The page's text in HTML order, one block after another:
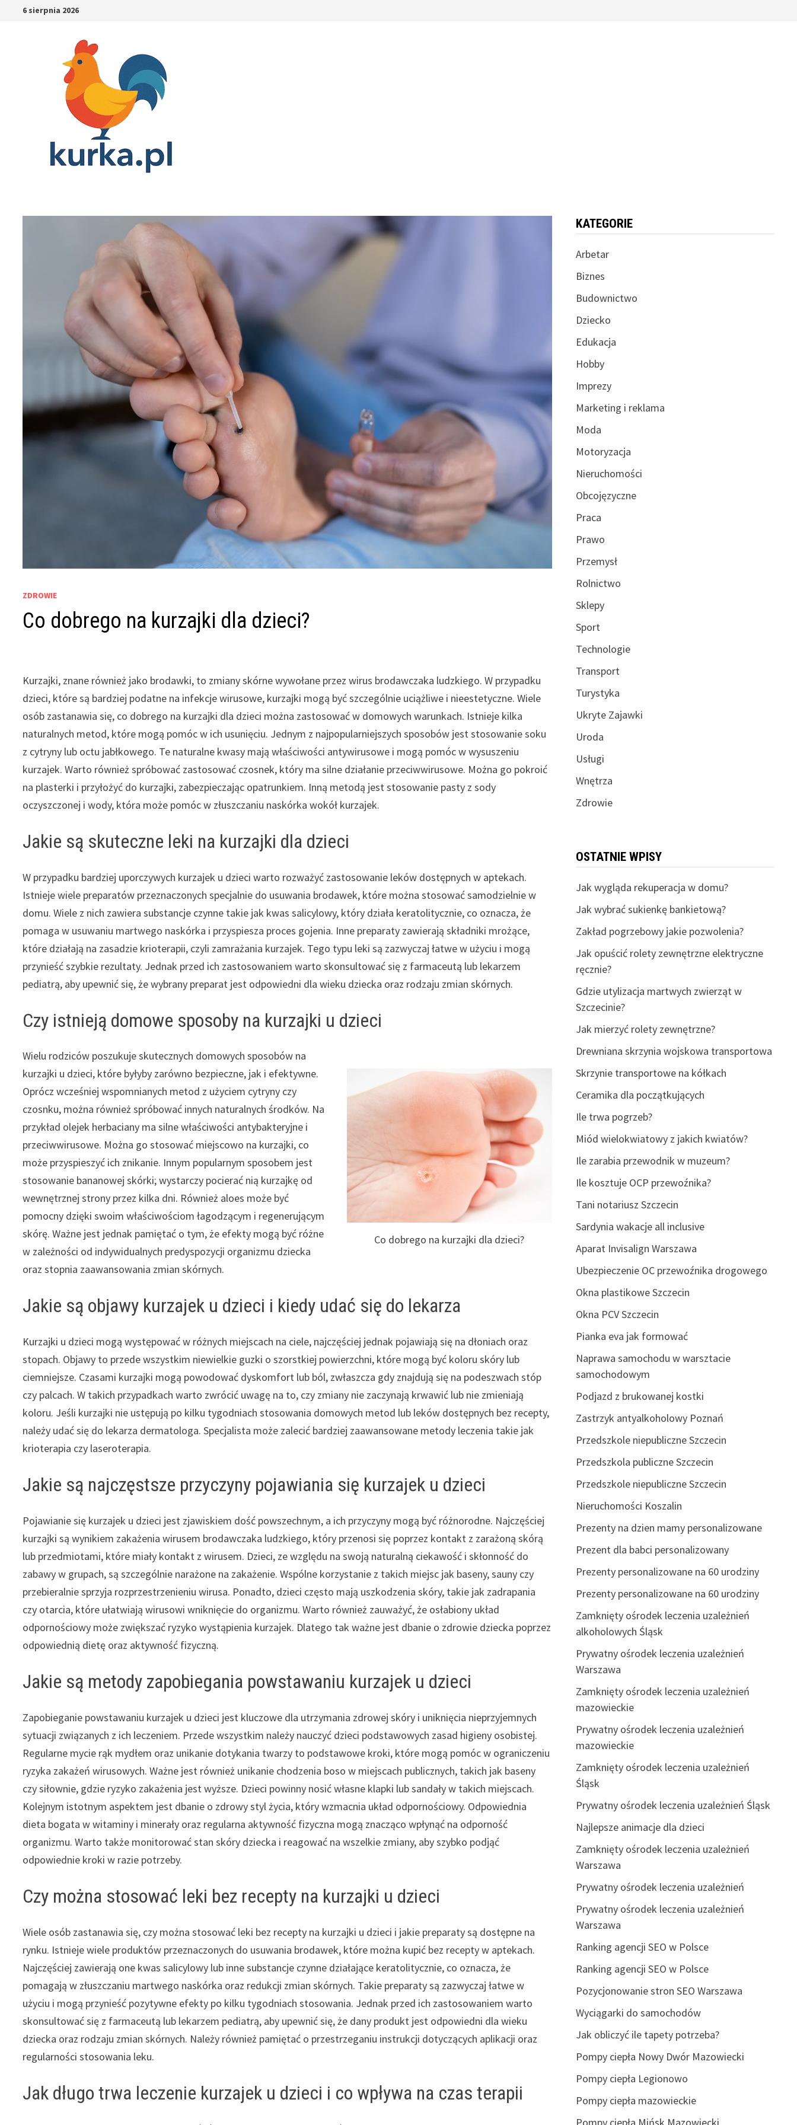
6 sierpnia 2026
ZDROWIE
Co dobrego na kurzajki dla dzieci?
Kurzajki, znane również jako brodawki, to zmiany skórne wywołane przez wirus brodawczaka ludzkiego. W przypadku
dzieci, które są bardziej podatne na infekcje wirusowe, kurzajki mogą być szczególnie uciążliwe i nieestetyczne. Wiele
osób zastanawia się, co dobrego na kurzajki dla dzieci można zastosować w domowych warunkach. Istnieje kilka
naturalnych metod, które mogą pomóc w ich usunięciu. Jednym z najpopularniejszych sposobów jest stosowanie soku
z cytryny lub octu jabłkowego. Te naturalne kwasy mają właściwości antywirusowe i mogą pomóc w wysuszeniu
kurzajek. Warto również spróbować zastosować czosnek, który ma silne działanie przeciwwirusowe. Można go pokroić
na plasterki i przyłożyć do kurzajki, zabezpieczając opatrunkiem. Inną metodą jest stosowanie pasty z sody
oczyszczonej i wody, która może pomóc w złuszczaniu naskórka wokół kurzajek.
Jakie są skuteczne leki na kurzajki dla dzieci
W przypadku bardziej uporczywych kurzajek u dzieci warto rozważyć zastosowanie leków dostępnych w aptekach.
Istnieje wiele preparatów przeznaczonych specjalnie do usuwania brodawek, które można stosować samodzielnie w
domu. Wiele z nich zawiera substancje czynne takie jak kwas salicylowy, który działa keratolitycznie, co oznacza, że
pomaga w usuwaniu martwego naskórka i przyspiesza proces gojenia. Inne preparaty zawierają składniki mrożące,
które działają na zasadzie krioterapii, czyli zamrażania kurzajek. Tego typu leki są zazwyczaj łatwe w użyciu i mogą
przynieść szybkie rezultaty. Jednak przed ich zastosowaniem warto skonsultować się z farmaceutą lub lekarzem
pediatrą, aby upewnić się, że wybrany preparat jest odpowiedni dla wieku dziecka oraz rodzaju zmian skórnych.
Czy istnieją domowe sposoby na kurzajki u dzieci
Co dobrego na kurzajki dla dzieci?
Wielu rodziców poszukuje skutecznych domowych sposobów na
kurzajki u dzieci, które byłyby zarówno bezpieczne, jak i efektywne.
Oprócz wcześniej wspomnianych metod z użyciem cytryny czy
czosnku, można również spróbować innych naturalnych środków. Na
przykład olejek herbaciany ma silne właściwości antybakteryjne i
przeciwwirusowe. Można go stosować miejscowo na kurzajki, co
może przyspieszyć ich znikanie. Innym popularnym sposobem jest
stosowanie bananowej skórki; wystarczy pocierać nią kurzajkę od
wewnętrznej strony przez kilka dni. Również aloes może być
pomocny dzięki swoim właściwościom łagodzącym i regenerującym
skórę. Ważne jest jednak pamiętać o tym, że efekty mogą być różne
w zależności od indywidualnych predyspozycji organizmu dziecka
oraz stopnia zaawansowania zmian skórnych.
Jakie są objawy kurzajek u dzieci i kiedy udać się do lekarza
Kurzajki u dzieci mogą występować w różnych miejscach na ciele, najczęściej jednak pojawiają się na dłoniach oraz
stopach. Objawy to przede wszystkim niewielkie guzki o szorstkiej powierzchni, które mogą być koloru skóry lub
ciemniejsze. Czasami kurzajki mogą powodować dyskomfort lub ból, zwłaszcza gdy znajdują się na podeszwach stóp
czy palcach. W takich przypadkach warto zwrócić uwagę na to, czy zmiany nie zaczynają krwawić lub nie zmieniają
koloru. Jeśli kurzajki nie ustępują po kilku tygodniach stosowania domowych metod lub leków dostępnych bez recepty,
należy udać się do lekarza dermatologa. Specjalista może zalecić bardziej zaawansowane metody leczenia takie jak
krioterapia czy laseroterapia.
Jakie są najczęstsze przyczyny pojawiania się kurzajek u dzieci
Pojawianie się kurzajek u dzieci jest zjawiskiem dość powszechnym, a ich przyczyny mogą być różnorodne. Najczęściej
kurzajki są wynikiem zakażenia wirusem brodawczaka ludzkiego, który przenosi się poprzez kontakt z zarażoną skórą
lub przedmiotami, które miały kontakt z wirusem. Dzieci, ze względu na swoją naturalną ciekawość i skłonność do
zabawy w grupach, są szczególnie narażone na zakażenie. Wspólne korzystanie z takich miejsc jak baseny, sauny czy
przebieralnie sprzyja rozprzestrzenieniu wirusa. Ponadto, dzieci często mają uszkodzenia skóry, takie jak zadrapania
czy otarcia, które ułatwiają wirusowi wniknięcie do organizmu. Warto również zauważyć, że osłabiony układ
odpornościowy może zwiększać ryzyko wystąpienia kurzajek. Dlatego tak ważne jest dbanie o zdrowie dziecka poprzez
odpowiednią dietę oraz aktywność fizyczną.
Jakie są metody zapobiegania powstawaniu kurzajek u dzieci
Zapobieganie powstawaniu kurzajek u dzieci jest kluczowe dla utrzymania zdrowej skóry i uniknięcia nieprzyjemnych
sytuacji związanych z ich leczeniem. Przede wszystkim należy nauczyć dzieci podstawowych zasad higieny osobistej.
Regularne mycie rąk mydłem oraz unikanie dotykania twarzy to podstawowe kroki, które mogą pomóc w ograniczeniu
ryzyka zakażeń wirusowych. Ważne jest również unikanie chodzenia boso w miejscach publicznych, takich jak baseny
czy siłownie, gdzie ryzyko zakażenia jest wyższe. Dzieci powinny nosić własne klapki lub sandały w takich miejscach.
Kolejnym istotnym aspektem jest dbanie o zdrowy styl życia, który wzmacnia układ odpornościowy. Odpowiednia
dieta bogata w witaminy i minerały oraz regularna aktywność fizyczna mogą znacząco wpłynąć na odporność
organizmu. Warto także monitorować stan skóry dziecka i reagować na wszelkie zmiany, aby szybko podjąć
odpowiednie kroki w razie potrzeby.
Czy można stosować leki bez recepty na kurzajki u dzieci
Wiele osób zastanawia się, czy można stosować leki bez recepty na kurzajki u dzieci i jakie preparaty są dostępne na
rynku. Istnieje wiele produktów przeznaczonych do usuwania brodawek, które można kupić bez recepty w aptekach.
Najczęściej zawierają one kwas salicylowy lub inne substancje czynne działające keratolitycznie, co oznacza, że
pomagają w złuszczaniu martwego naskórka oraz redukcji zmian skórnych. Takie preparaty są zazwyczaj łatwe w
użyciu i mogą przynieść pozytywne efekty po kilku tygodniach stosowania. Jednak przed ich zastosowaniem warto
skonsultować się z farmaceutą lub lekarzem pediatrą, aby upewnić się, że dany produkt jest odpowiedni dla wieku
dziecka oraz rodzaju zmian skórnych. Należy również pamiętać o przestrzeganiu instrukcji dotyczących aplikacji oraz
regularności stosowania leku.
Jak długo trwa leczenie kurzajek u dzieci i co wpływa na czas terapii
KATEGORIE
Arbetar
Biznes
Budownictwo
Dziecko
Edukacja
Hobby
Imprezy
Marketing i reklama
Moda
Motoryzacja
Nieruchomości
Obcojęzyczne
Praca
Prawo
Przemysł
Rolnictwo
Sklepy
Sport
Technologie
Transport
Turystyka
Ukryte Zajawki
Uroda
Usługi
Wnętrza
Zdrowie
OSTATNIE WPISY
Jak wygląda rekuperacja w domu?
Jak wybrać sukienkę bankietową?
Zakład pogrzebowy jakie pozwolenia?
Jak opuścić rolety zewnętrzne elektryczne
ręcznie?
Gdzie utylizacja martwych zwierząt w
Szczecinie?
Jak mierzyć rolety zewnętrzne?
Drewniana skrzynia wojskowa transportowa
Skrzynie transportowe na kółkach
Ceramika dla początkujących
Ile trwa pogrzeb?
Miód wielokwiatowy z jakich kwiatów?
Ile zarabia przewodnik w muzeum?
Ile kosztuje OCP przewoźnika?
Tani notariusz Szczecin
Sardynia wakacje all inclusive
Aparat Invisalign Warszawa
Ubezpieczenie OC przewoźnika drogowego
Okna plastikowe Szczecin
Okna PCV Szczecin
Pianka eva jak formować
Naprawa samochodu w warsztacie
samochodowym
Podjazd z brukowanej kostki
Zastrzyk antyalkoholowy Poznań
Przedszkole niepubliczne Szczecin
Przedszkola publiczne Szczecin
Przedszkole niepubliczne Szczecin
Nieruchomości Koszalin
Prezenty na dzien mamy personalizowane
Prezent dla babci personalizowany
Prezenty personalizowane na 60 urodziny
Prezenty personalizowane na 60 urodziny
Zamknięty ośrodek leczenia uzależnień
alkoholowych Śląsk
Prywatny ośrodek leczenia uzależnień
Warszawa
Zamknięty ośrodek leczenia uzależnień
mazowieckie
Prywatny ośrodek leczenia uzależnień
mazowieckie
Zamknięty ośrodek leczenia uzależnień
Śląsk
Prywatny ośrodek leczenia uzależnień Śląsk
Najlepsze animacje dla dzieci
Zamknięty ośrodek leczenia uzależnień
Warszawa
Prywatny ośrodek leczenia uzależnień
Prywatny ośrodek leczenia uzależnień
Warszawa
Ranking agencji SEO w Polsce
Ranking agencji SEO w Polsce
Pozycjonowanie stron SEO Warszawa
Wyciągarki do samochodów
Jak obliczyć ile tapety potrzeba?
Pompy ciepła Nowy Dwór Mazowiecki
Pompy ciepła Legionowo
Pompy ciepła mazowieckie